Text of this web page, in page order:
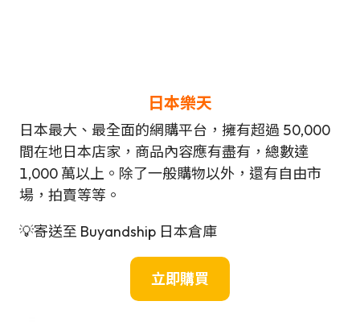
日本樂天
日本最大、最全面的網購平台，擁有超過 50,000
間在地日本店家，商品內容應有盡有，總數達
1,000 萬以上。除了一般購物以外，還有自由市
場，拍賣等等。
💡寄送至 Buyandship 日本倉庫
立即購買